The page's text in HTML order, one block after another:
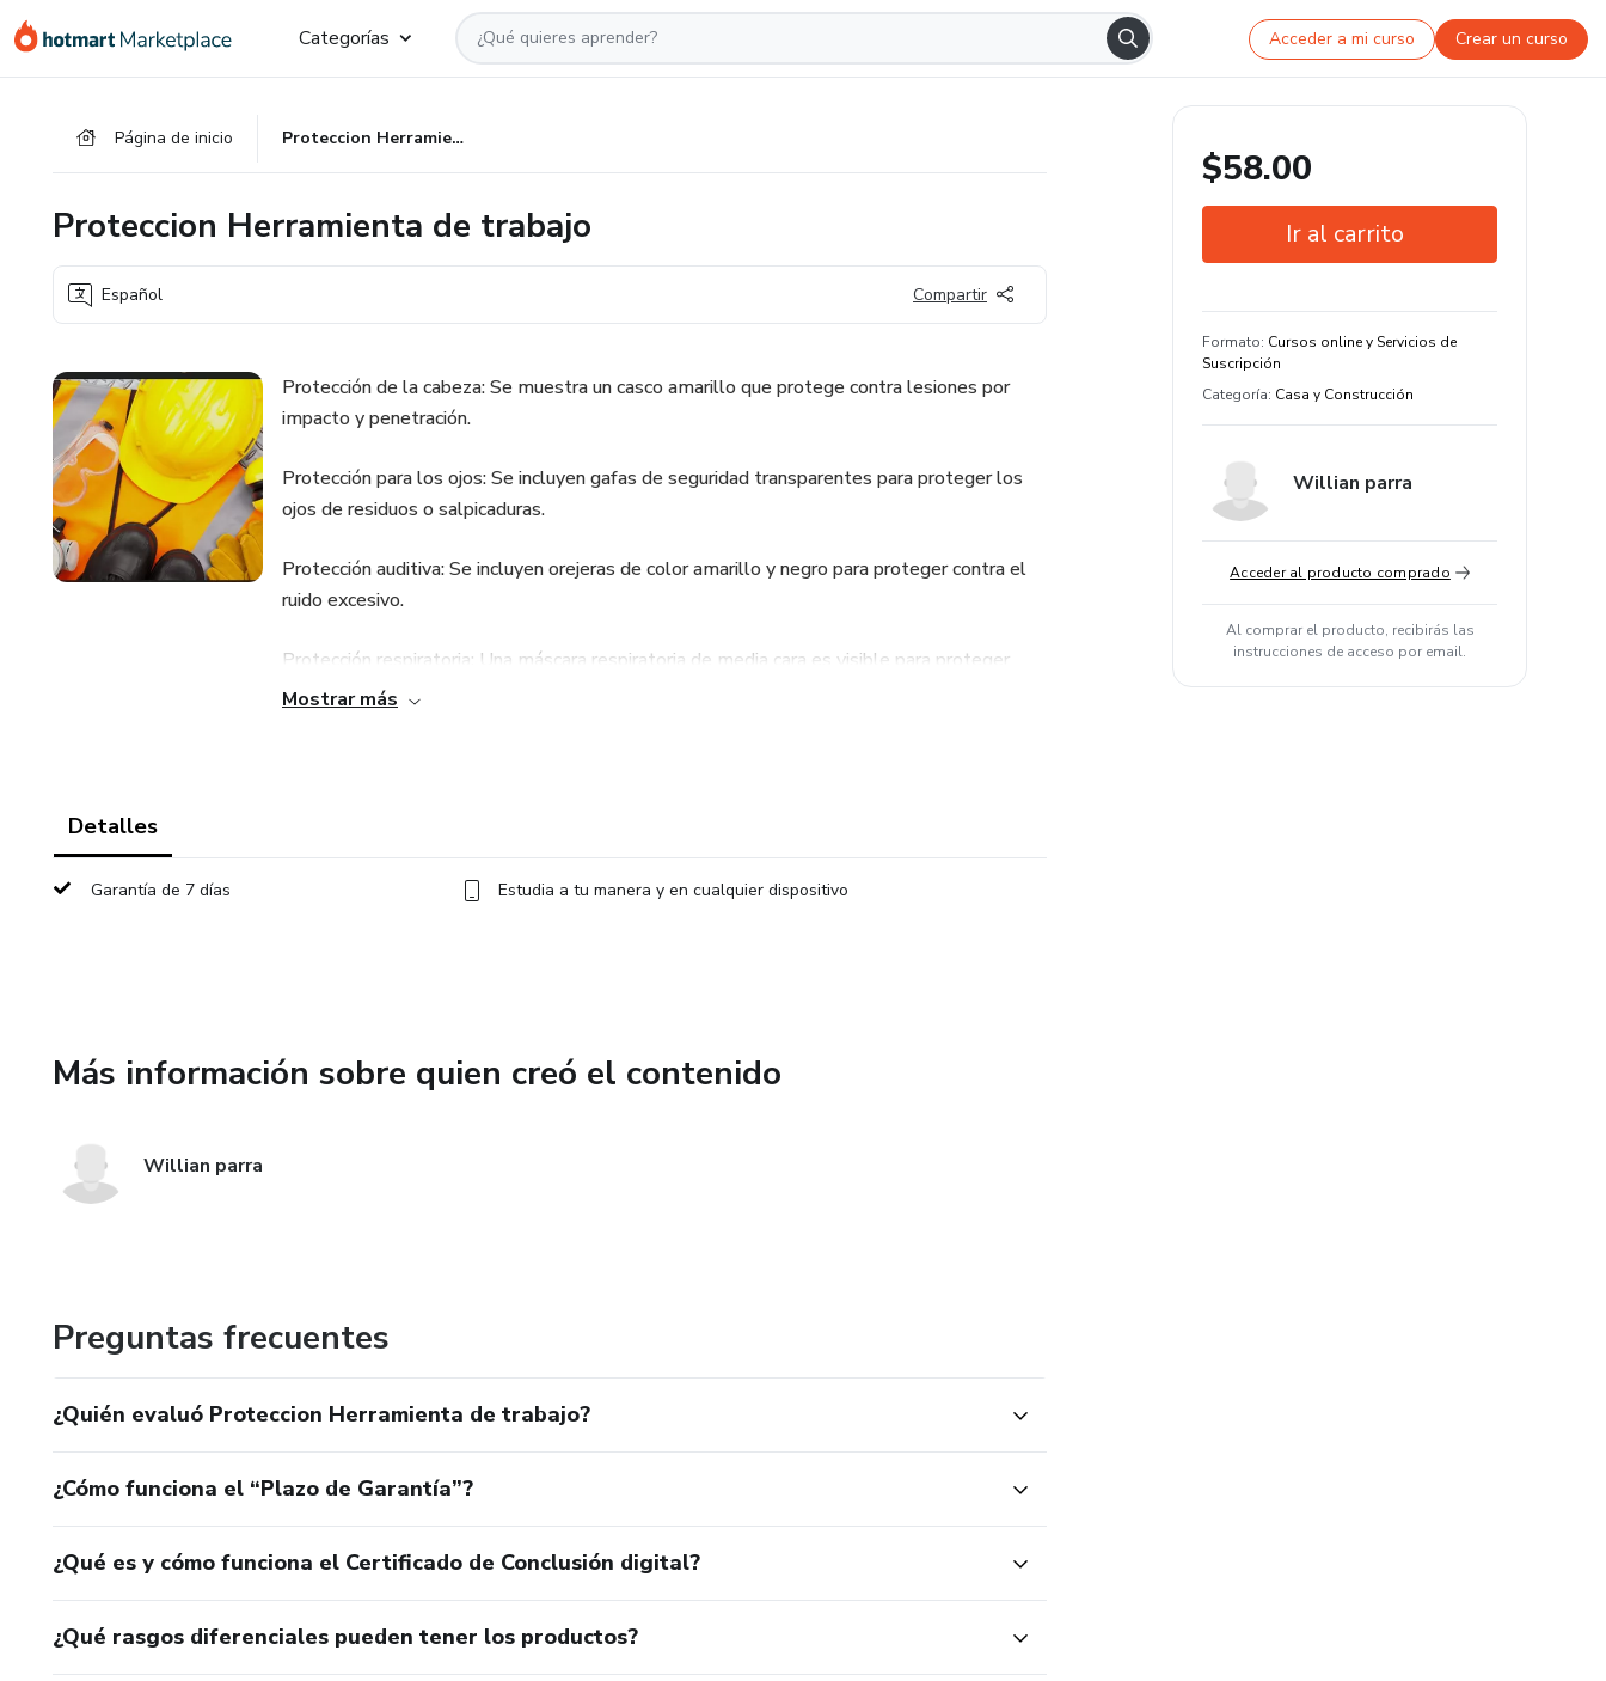
Categorías Acceder a mi curso Crear un curso
Página de inicio Proteccion Herramienta de trabajo
Proteccion Herramienta de trabajo
Español Compartir
Protección de la cabeza: Se muestra un casco amarillo que protege contra lesiones por
impacto y penetración.
Protección para los ojos: Se incluyen gafas de seguridad transparentes para proteger los
ojos de residuos o salpicaduras.
Protección auditiva: Se incluyen orejeras de color amarillo y negro para proteger contra el
ruido excesivo.
Protección respiratoria: Una máscara respiratoria de media cara es visible para proteger
contra peligros transmitidos por el aire.
Mostrar más
Detalles
Garantía de 7 días Estudia a tu manera y en cualquier dispositivo
Más información sobre quien creó el contenido
Willian parra
Preguntas frecuentes
¿Quién evaluó Proteccion Herramienta de trabajo?
¿Cómo funciona el “Plazo de Garantía”?
¿Qué es y cómo funciona el Certificado de Conclusión digital?
¿Qué rasgos diferenciales pueden tener los productos?
$58.00
Ir al carrito
Estudia a tu manera y en cualquier
dispositivo
Formato: Cursos online y Servicios de
Suscripción
Categoría: Casa y Construcción
Willian parra
Acceder al producto comprado
Al comprar el producto, recibirás las
instrucciones de acceso por email.